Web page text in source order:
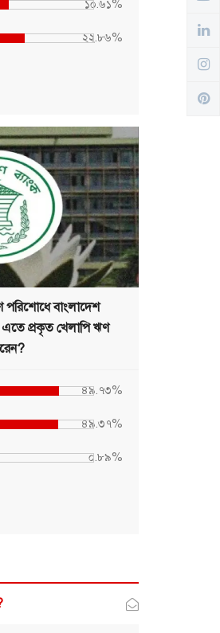
১০.৬১%
২২.৮৬%
বাংলাদেশ
এতে প্রকৃত খেলাপি ঋণ
৪৯.৭৩%
৪৯.৩৭%
০.৮৯%